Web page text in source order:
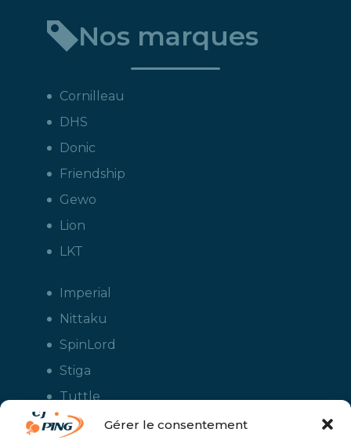
Gérer le consentement
Nos marques
Cornilleau
DHS
Donic
Friendship
Gewo
Lion
LKT
Imperial
Nittaku
SpinLord
Stiga
Tuttle
Xiom